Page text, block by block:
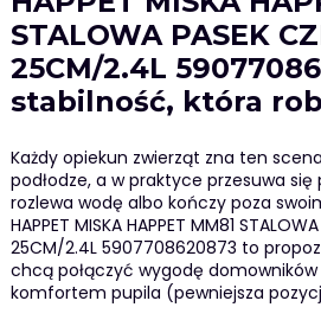
STALOWA PASEK
25CM/2.4L
stabilność, która
Każdy opiekun zwierząt zna ten
podłodze, a w praktyce przesuwa
rozlewa wodę albo kończy poza
HAPPET MISKA HAPPET MM81
25CM/2.4L 5907708620873 to
chcą połączyć wygodę
komfortem pupila (pewniejsza